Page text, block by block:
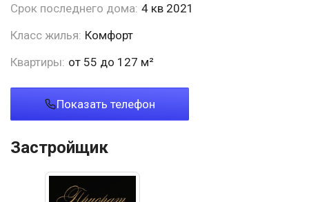
Срок последнего дома: 4 кв 2021
Класс жилья: Комфорт
Квартиры: от 55 до 127 м²
Показать телефон
Застройщик